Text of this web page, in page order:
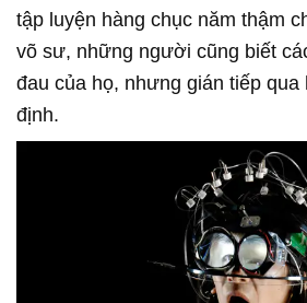
tập luyện hàng chục năm thậm
võ sư, những người cũng biết
đau của họ, nhưng gián tiếp
định.